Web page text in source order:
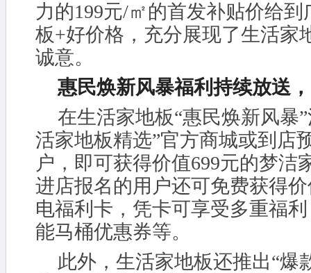
力的199元/㎡的首发补贴价给
板+好价格，充分展现了生活家
诚意。
惠民焕新风暴福利持续放送
在生活家地板“惠民焕新风暴
活家地板精选”官方商城或到店
户，即可获得价值699元的梦洁
进店报名的用户还可免费获得
电福利卡，凭卡可享受多重福
能马桶优惠券等。
此外，生活家地板还推出“爆